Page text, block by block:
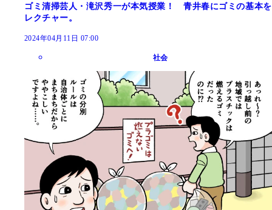
ゴミ清掃芸人・滝沢秀一が本気授業！ 青井春にゴミの基本を
レクチャー。
2024年04月11日 07:00
社会